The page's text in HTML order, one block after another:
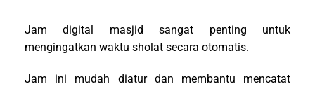
Jam digital masjid sangat penting untuk
mengingatkan waktu sholat secara otomatis.
Jam ini mudah diatur dan membantu mencatat